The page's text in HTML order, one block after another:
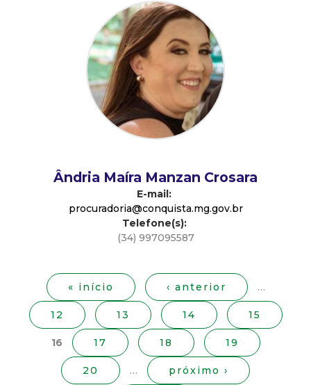
n
q
Ândria Maíra Manzan Crosara
E-mail:
procuradoria@conquista.mg.gov.br
Telefone(s):
(34) 997095587
n
« início ‹ anterior …
12 13 14 15
16 17 18 19
20 … próximo ›